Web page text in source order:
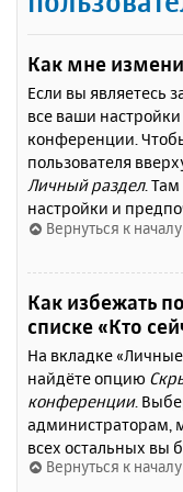
Как мне
Если вы являетесь
все ваши
конференции.
пользователя
Личный раздел.
настройки и
Вернуться к началу
Как избежать
списке «Кто
На вкладке
найдёте опцию
конференции.
администраторам,
всех остальных вы
Вернуться к началу